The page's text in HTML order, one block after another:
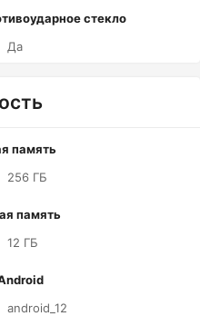
стекло
Да
память
256 ГБ
память
12 ГБ
android_12